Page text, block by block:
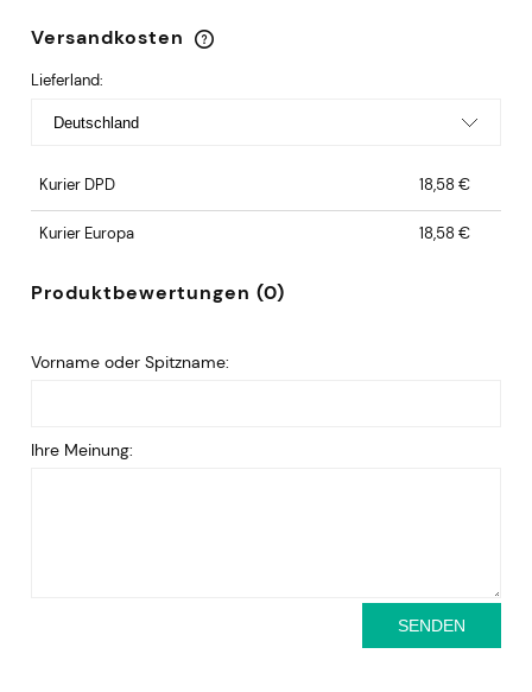
Versandkosten
Der Preis enthält keine eventuellen
Zahlungskosten
Lieferland:
Kurier DPD 18,58 €
Kurier Europa 18,58 €
Produktbewertungen (0)
Vorname oder Spitzname:
Ihre Meinung:
SENDEN